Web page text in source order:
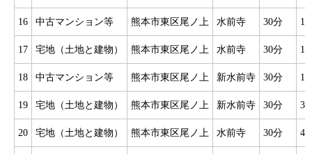
16 中古マンション等 熊本市東区尾ノ上 水前寺 30分
17 宅地（土地と建物） 熊本市東区尾ノ上 水前寺 30分
18 中古マンション等 熊本市東区尾ノ上 新水前寺 30分
19 宅地（土地と建物） 熊本市東区尾ノ上 新水前寺 30分
20 宅地（土地と建物） 熊本市東区尾ノ上 水前寺 30分